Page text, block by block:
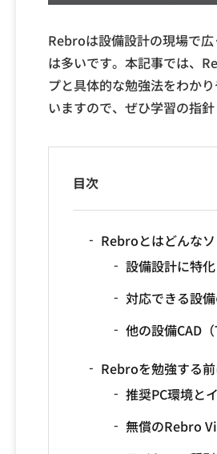
Rebroは設備設計の現場で
は多いです。本記事では、
プと具体的な勉強法をわか
いますので、ぜひ学習の指
目次
Rebroとはどんな
設備設計に特
対応できる設
他の設備CAD
Rebroを勉強する
推奨PC環境と
無償のRebro